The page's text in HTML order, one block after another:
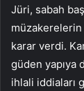
Jüri, sabah
müzakerelerin
karar verdi.
güden yapıya
ihlali iddiaları